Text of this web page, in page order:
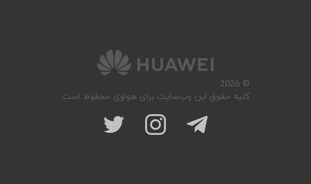
© 2026
کلیه حقوق این وب‌سایت برای هواوی محفوظ است